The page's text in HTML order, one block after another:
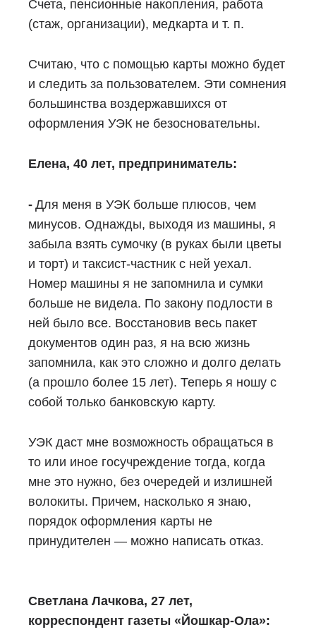
Счета, пенсионные накопления, работа
(стаж, организации), медкарта и т. п.
Считаю, что с помощью карты можно будет
и следить за пользователем. Эти сомнения
большинства воздержавшихся от
оформления УЭК не безосновательны.
Елена, 40 лет, предприниматель:
- Для меня в УЭК больше плюсов, чем
минусов. Однажды, выходя из машины, я
забыла взять сумочку (в руках были цветы
и торт) и таксист-частник с ней уехал.
Номер машины я не запомнила и сумки
больше не видела. По закону подлости в
ней было все. Восстановив весь пакет
документов один раз, я на всю жизнь
запомнила, как это сложно и долго делать
(а прошло более 15 лет). Теперь я ношу с
собой только банковскую карту.
УЭК даст мне возможность обращаться в
то или иное госучреждение тогда, когда
мне это нужно, без очередей и излишней
волокиты. Причем, насколько я знаю,
порядок оформления карты не
принудителен — можно написать отказ.
Светлана Лачкова, 27 лет,
корреспондент газеты «Йошкар-Ола»: